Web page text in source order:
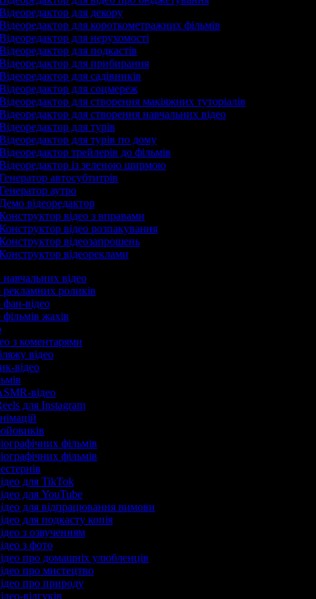
для декору
для короткометражних фільмів
для нерухомості
для подкастів
для прибирання
для садівників
для соцмереж
для створення макіяжних туторіалів
для створення навчальних відео
для турів
для турів по дому
трейлерів до фільмів
із зеленою ширмою
автосубтитрів
аутро
відеоредактор
відео з вправами
відео розпакування
відеозапрошень
відеореклами
навчальних відео
рекламних роликів
фан-відео
жахів
з коментарями
відео
відео
відео
для Instagram
фільмів
фільмів
для TikTok
для YouTube
для відпрацювання вимови
для подкасту копія
з озвученням
з фото
про домашніх улюбленців
про мистецтво
про природу
відгуків